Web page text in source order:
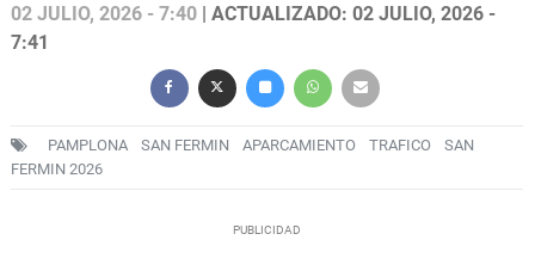
02 JULIO, 2026 - 7:40 | ACTUALIZADO: 02 JULIO, 2026 -
7:41
PAMPLONA SAN FERMIN APARCAMIENTO TRAFICO
SAN
FERMIN 2026